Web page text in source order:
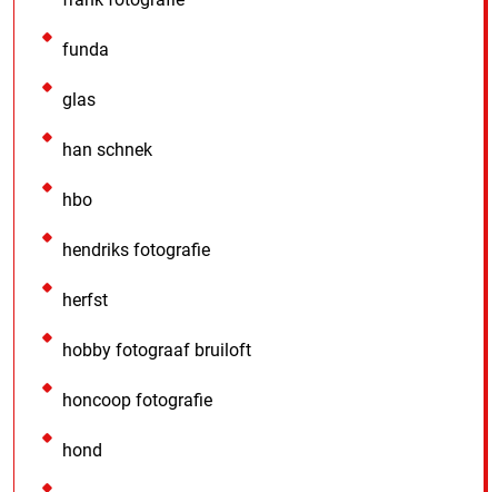
funda
glas
han schnek
hbo
hendriks fotografie
herfst
hobby fotograaf bruiloft
honcoop fotografie
hond